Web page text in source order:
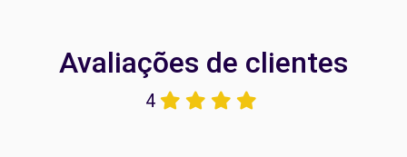
Avaliações de clientes
4